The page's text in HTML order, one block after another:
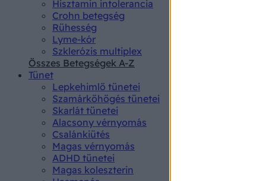
Hisztamin intolerancia
Crohn betegség
Rühesség
Lyme-kór
Szklerózis multiplex
Összes Betegségek A-Z
Tünet
Lepkehimlő tünetei
Szamárköhögés tünetei
Skarlát tünetei
Alacsony vérnyomás
Csalánkiütés
Magas vérnyomás
ADHD tünetei
Magas koleszterin